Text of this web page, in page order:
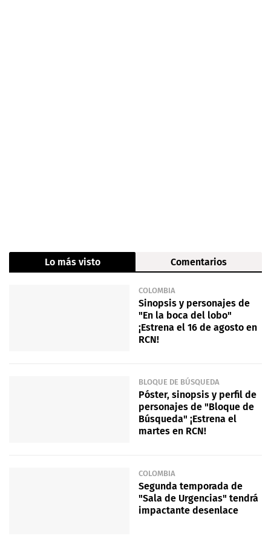
Lo más visto Comentarios
COLOMBIA
Sinopsis y personajes de
"En la boca del lobo"
¡Estrena el 16 de agosto en
RCN!
BLOQUE DE BÚSQUEDA
Póster, sinopsis y perfil de
personajes de "Bloque de
Búsqueda" ¡Estrena el
martes en RCN!
COLOMBIA
Segunda temporada de
"Sala de Urgencias" tendrá
impactante desenlace